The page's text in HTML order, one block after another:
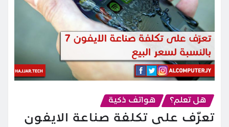
هل تعلم؟ هواتف ذكية
تعرّف على تكلفة صناعة الايفون